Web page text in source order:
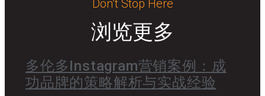
Don’t Stop Here
浏览更多
多伦多Instagram营销案例：成
功品牌的策略解析与实战经验